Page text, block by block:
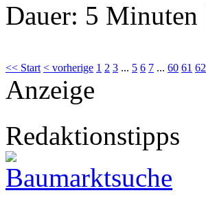
Dauer: 5 Minuten
<< Start < vorherige 1 2 3 ... 5 6 7 ... 60 61 62
Anzeige
Redaktionstipps